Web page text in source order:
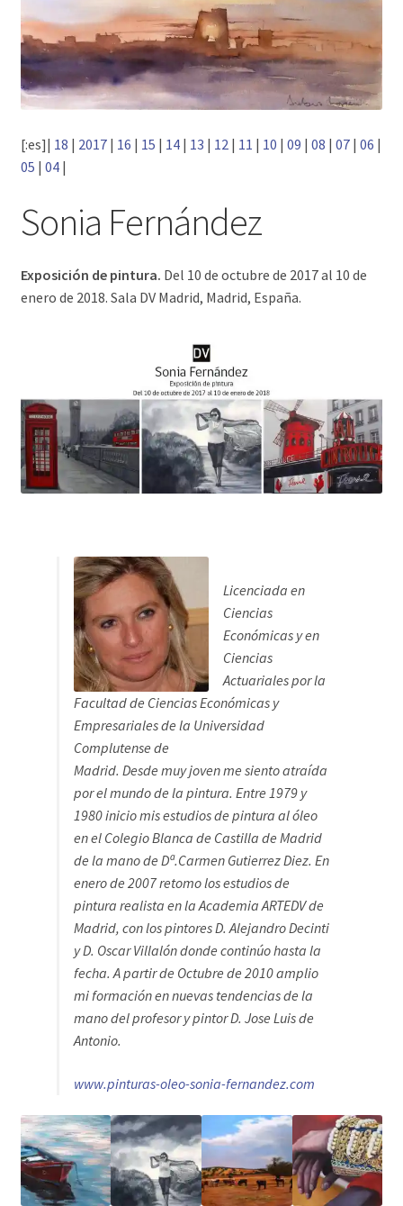
[:es]| 18 | 2017| 16 | 15 | 14| 13 | 12 | 11 | 10 | 09 | 08 | 07| 06 |
05 | 04|
Sonia Fernández
Exposición de pintura. Del 10 de octubre de 2017 al 10 de
enero de 2018. Sala DV Madrid, Madrid, España.
Licenciada en
Ciencias
Económicas y en
Ciencias
Actuariales por la
Facultad de Ciencias Económicas y
Empresariales de la Universidad
Complutense de
Madrid. Desde muy joven me siento atraída
por el mundo de la pintura. Entre 1979 y
1980 inicio mis estudios de pintura al óleo
en el Colegio Blanca de Castilla de Madrid
de la mano de Dª.Carmen Gutierrez Diez. En
enero de 2007 retomo los estudios de
pintura realista en la Academia ARTEDV de
Madrid, con los pintores D. Alejandro Decinti
y D. Oscar Villalón donde continúo hasta la
fecha. A partir de Octubre de 2010 amplio
mi formación en nuevas tendencias de la
mano del profesor y pintor D. Jose Luis de
Antonio.
www.pinturas-oleo-sonia-fernandez.com